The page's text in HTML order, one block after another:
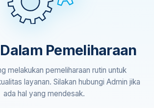
Pemeliharaan
melakukan pemeliharaan rutin untuk
layanan. Silakan hubungi Admin jika
ada hal yang mendesak.